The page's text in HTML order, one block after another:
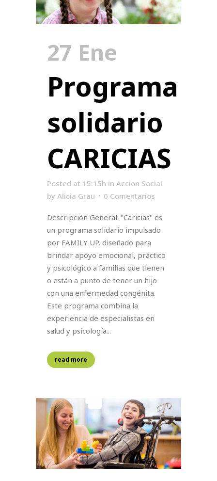
27 Ene
Programa
solidario
CARICIAS
Posted at 15:15h in Accion Social
by Alicia Grau 0 Comentarios
Descripción General: "Caricias" es
un programa solidario impulsado
por FAMILY UP, diseñado para
brindar apoyo emocional, práctico
y psicológico a familias que tienen
o están a punto de tener un hijo
con una enfermedad congénita.
Este programa combina la
experiencia de especialistas en
salud y psicología...
read more